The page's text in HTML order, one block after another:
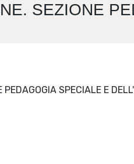
SEZIONE